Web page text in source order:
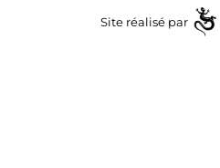
Site réalisé par